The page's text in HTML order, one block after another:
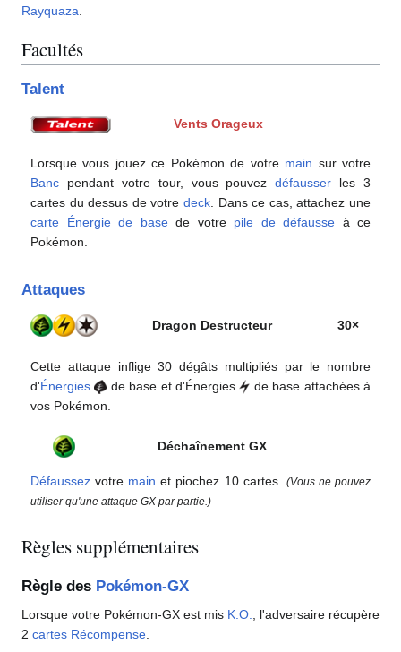
Rayquaza.
Facultés
Talent
Vents Orageux
Lorsque vous jouez ce Pokémon de votre main sur votre
Banc pendant votre tour, vous pouvezdéfausser les 3
cartes du dessus de votre deck . Dans ce cas, attachez une
carte Énergie de basede votre pile de défausse à ce
Pokémon.
Attaques
Dragon Destructeur 30×
Cette attaque inflige 30 dégâts multipliés par le nombre
d'Énergies de base et d'Énergies
de base attachées à
vos Pokémon.
Déchaînement GX
Défaussez votre main et piochez 10 cartes.
(Vous ne pouvez
utiliser qu'une attaque GX par partie.)
Règles supplémentaires
Règle des Pokémon-GX
Lorsque votre Pokémon-GX est mis K.O.
, l'adversaire récupère
2 cartes Récompense